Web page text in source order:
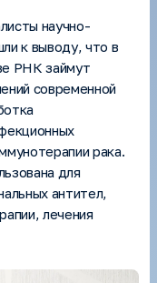
научно-
к выводу, что в
РНК займут
современной
рака.
для
антител,
лечения